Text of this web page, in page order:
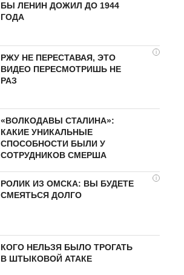
БЫ ЛЕНИН ДОЖИЛ ДО 1944
ГОДА
i
РЖУ НЕ ПЕРЕСТАВАЯ, ЭТО
ВИДЕО ПЕРЕСМОТРИШЬ НЕ
РАЗ
«ВОЛКОДАВЫ СТАЛИНА»:
КАКИЕ УНИКАЛЬНЫЕ
СПОСОБНОСТИ БЫЛИ У
СОТРУДНИКОВ СМЕРША
i
РОЛИК ИЗ ОМСКА: ВЫ БУДЕТЕ
СМЕЯТЬСЯ ДОЛГО
КОГО НЕЛЬЗЯ БЫЛО ТРОГАТЬ
В ШТЫКОВОЙ АТАКЕ